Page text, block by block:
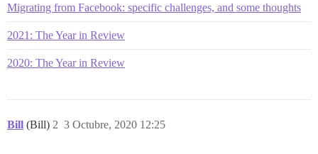
Migrating from Facebook: specific challenges, and some thoughts
2021: The Year in Review
2020: The Year in Review
Bill (Bill) 3 Octubre, 2020 12:25
2